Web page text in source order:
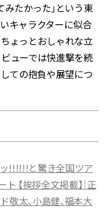
みたかった」という東
キャラクターに似合
ょっとおしゃれな立
ューでは快進撃を続
ての抱負や展望につ
ッ!!!!!!と驚き全国ツア
【挨拶全文掲載】｜正
敬太、小島健、福本大